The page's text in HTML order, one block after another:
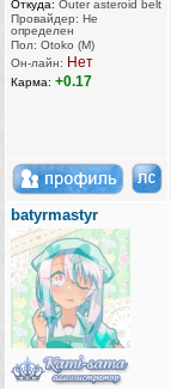
Откуда: Outer asteroid belt
Провайдер: Не
определен
Пол: Otoko (M)
Он-лайн: Нет
Карма: +0.17
batyrmastyr